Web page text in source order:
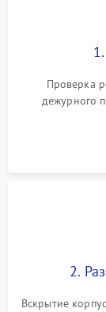
Проверка
дежурного
изображения,
2.
Вскрытие